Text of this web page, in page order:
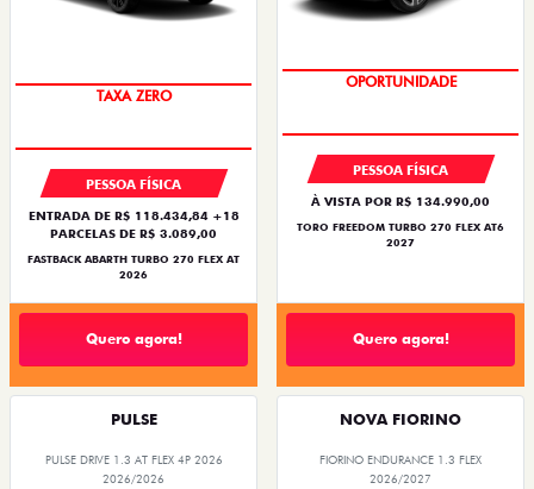
PESSOA FÍSICA
ENTRADA DE R$ 118.434,84 +18
PARCELAS DE R$ 3.089,00
FASTBACK ABARTH TURBO 270 FLEX AT
2026
Quero agora!
PESSOA FÍSICA
À VISTA POR R$ 134.990,00
TORO FREEDOM TURBO 270 FLEX AT6
2027
Quero agora!
PULSE
PULSE DRIVE 1.3 AT FLEX 4P 2026
2026/2026
NOVA FIORINO
FIORINO ENDURANCE 1.3 FLEX
2026/2027